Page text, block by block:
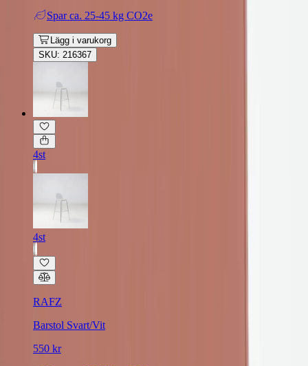
Spar ca. 25-45 kg CO2e
Lägg i varukorg
SKU: 216367
4st
4st
RAFZ
Barstol Svart/Vit
550 kr